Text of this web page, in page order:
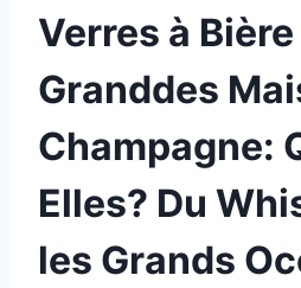
Verres à
Granddes
Champagne:
Elles? Du
les Grands